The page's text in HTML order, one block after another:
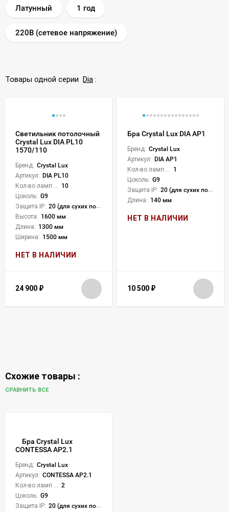
Латунный 1 год
220В (сетевое напряжение)
Товары одной серии Dia :
Светильник потолочный
Crystal Lux DIA PL10
1570/110
Бренд: Crystal Lux
Артикул: DIA PL10
10
Цоколь: G9
Защита IP: 20 (для сухих пом.)
Высота: 1600 мм
Длина: 1300 мм
Ширина: 1500 мм
НЕТ В НАЛИЧИИ
24 900 ₽
Бра Crystal Lux DIA AP1
Бренд: Crystal Lux
Артикул: DIA AP1
1
Цоколь: G9
Защита IP: 20 (для сухих пом.)
Длина: 140 мм
НЕТ В НАЛИЧИИ
10 500 ₽
Схожие товары :
СРАВНИТЬ ВСЕ
Бра Crystal Lux
CONTESSA AP2.1
Бренд: Crystal Lux
Артикул: CONTESSA AP2.1
Кол-во ламп или LED: 2
Цоколь: G9
Защита IP: 20 (для сухих пом.)